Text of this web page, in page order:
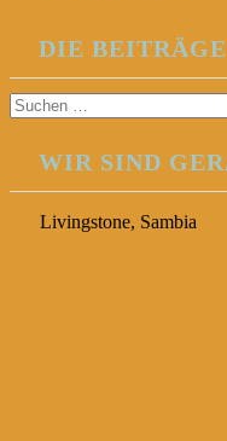
DIE
Suchen
nach:
WIR SIND
Livingstone, Sambia